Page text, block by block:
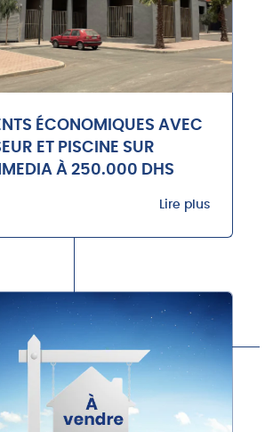
ÉCONOMIQUES AVEC
ET PISCINE SUR
À 250.000 DHS
Lire plus